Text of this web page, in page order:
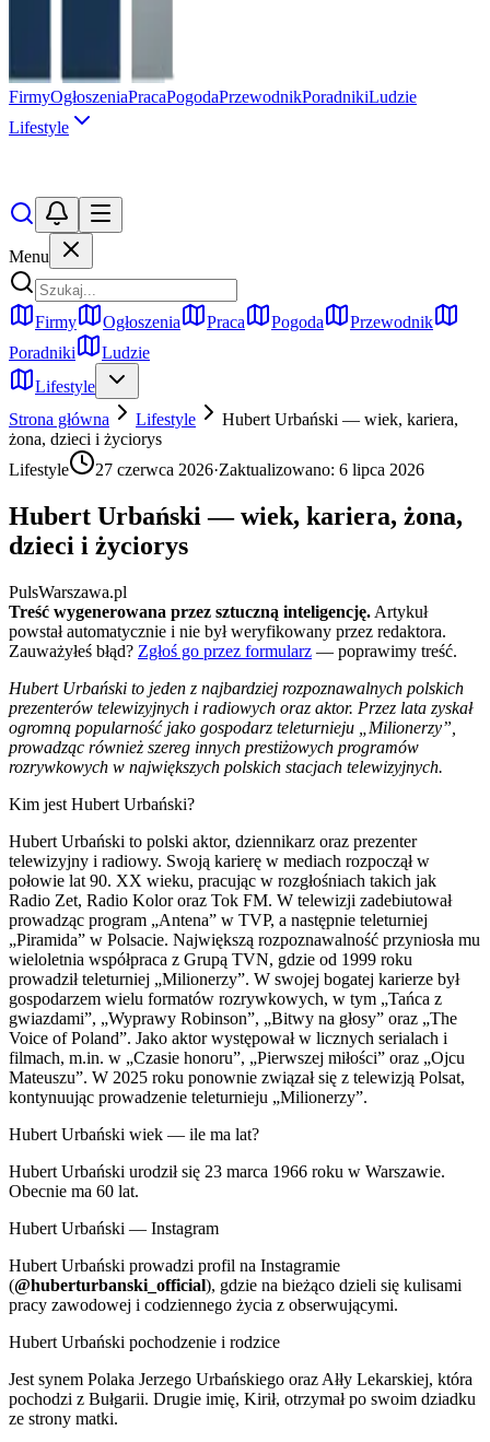
FirmyOgłoszeniaPracaPogodaPrzewodnikPoradnikiLudzie
Lifestyle
Menu
Firmy Ogłoszenia Praca Pogoda
Przewodnik
Poradniki
Ludzie
Lifestyle
Strona główna
Lifestyle
Hubert Urbański — wiek, kariera,
żona, dzieci i życiorys
Lifestyle
27 czerwca 2026·Zaktualizowano: 6 lipca 2026
Hubert Urbański — wiek, kariera, żona,
dzieci i życiorys
PulsWarszawa.pl
Treść wygenerowana przez sztuczną inteligencję. Artykuł
powstał automatycznie i nie był weryfikowany przez redaktora.
Zauważyłeś błąd? Zgłoś go przez formularz — poprawimy treść.
Hubert Urbański to jeden z najbardziej rozpoznawalnych polskich
prezenterów telewizyjnych i radiowych oraz aktor. Przez lata zyskał
ogromną popularność jako gospodarz teleturnieju „Milionerzy”,
prowadząc również szereg innych prestiżowych programów
rozrywkowych w największych polskich stacjach telewizyjnych.
Kim jest Hubert Urbański?
Hubert Urbański to polski aktor, dziennikarz oraz prezenter
telewizyjny i radiowy. Swoją karierę w mediach rozpoczął w
połowie lat 90. XX wieku, pracując w rozgłośniach takich jak
Radio Zet, Radio Kolor oraz Tok FM. W telewizji zadebiutował
prowadząc program „Antena” w TVP, a następnie teleturniej
„Piramida” w Polsacie. Największą rozpoznawalność przyniosła mu
wieloletnia współpraca z Grupą TVN, gdzie od 1999 roku
prowadził teleturniej „Milionerzy”. W swojej bogatej karierze był
gospodarzem wielu formatów rozrywkowych, w tym „Tańca z
gwiazdami”, „Wyprawy Robinson”, „Bitwy na głosy” oraz „The
Voice of Poland”. Jako aktor występował w licznych serialach i
filmach, m.in. w „Czasie honoru”, „Pierwszej miłości” oraz „Ojcu
Mateuszu”. W 2025 roku ponownie związał się z telewizją Polsat,
kontynuując prowadzenie teleturnieju „Milionerzy”.
Hubert Urbański wiek — ile ma lat?
Hubert Urbański urodził się 23 marca 1966 roku w Warszawie.
Obecnie ma 60 lat.
Hubert Urbański — Instagram
Hubert Urbański prowadzi profil na Instagramie
(@huberturbanski_official), gdzie na bieżąco dzieli się kulisami
pracy zawodowej i codziennego życia z obserwującymi.
Hubert Urbański pochodzenie i rodzice
Jest synem Polaka Jerzego Urbańskiego oraz Ałły Lekarskiej, która
pochodzi z Bułgarii. Drugie imię, Kirił, otrzymał po swoim dziadku
ze strony matki.